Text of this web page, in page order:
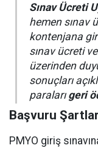
Sınav Ücreti
hemen sınav
kontenjana
sınav ücreti
üzerinden
sonuçları
paraları geri
Başvuru
PMYO giriş